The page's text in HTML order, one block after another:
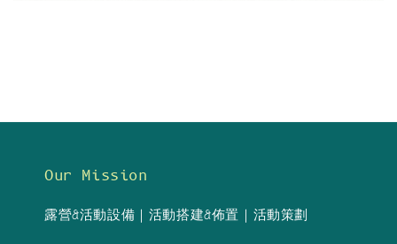
Our Mission
露營&活動設備｜活動搭建&佈置｜活動策劃